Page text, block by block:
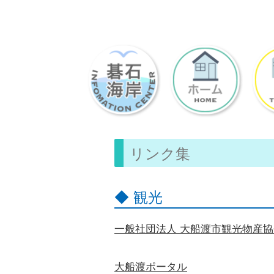
リンク集
◆ 観光
一般社団法人 大船渡市観光物産
大船渡ポータル